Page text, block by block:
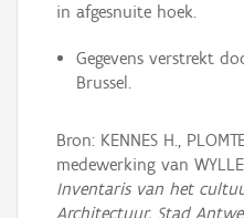
in afgesnuite hoek.
Gegevens verstrekt
Brussel.
Bron: KENNES H.,
medewerking van
Inventaris van het
Architectuur, Stad